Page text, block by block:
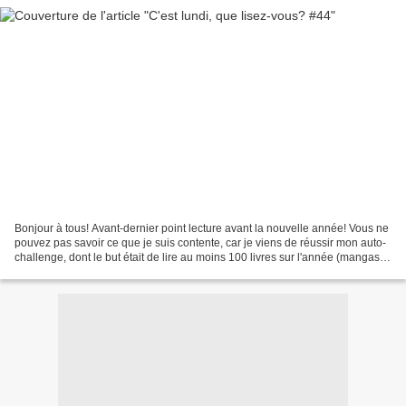
Bonjour à tous! Avant-dernier point lecture avant la nouvelle année! Vous ne
pouvez pas savoir ce que je suis contente, car je viens de réussir mon auto-
challenge, dont le but était de lire au moins 100 livres sur l'année (mangas